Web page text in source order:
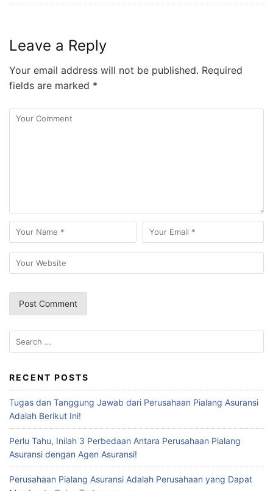
Leave a Reply
Your email address will not be published. Required
fields are marked *
Search
for:
RECENT POSTS
Tugas dan Tanggung Jawab dari Perusahaan Pialang Asuransi
Adalah Berikut Ini!
Perlu Tahu, Inilah 3 Perbedaan Antara Perusahaan Pialang
Asuransi dengan Agen Asuransi!
Perusahaan Pialang Asuransi Adalah Perusahaan yang Dapat